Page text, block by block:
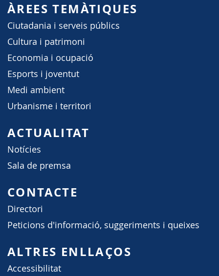
ÀREES TEMÀTIQUES
Ciutadania i serveis públics
Cultura i patrimoni
Economia i ocupació
Esports i joventut
Medi ambient
Urbanisme i territori
ACTUALITAT
Notícies
Sala de premsa
CONTACTE
Directori
Peticions d'informació, suggeriments i queixes
ALTRES ENLLAÇOS
Accessibilitat